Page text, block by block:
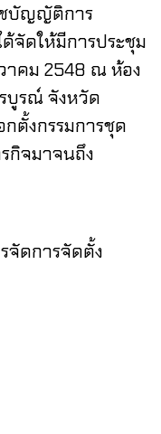
ชบัญญัติการ
จัดให้มีการประชุม
าคม 2548 ณ ห้อง
บูรณ์ จังหวัด
ตั้งกรรมการชุด
กิจมาจนถึง
ดการจัดตั้ง